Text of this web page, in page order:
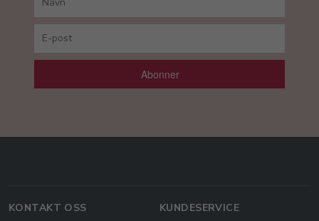
Abonner
KONTAKT OSS
KUNDESERVICE